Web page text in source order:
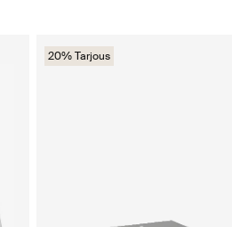
20% Tarjous